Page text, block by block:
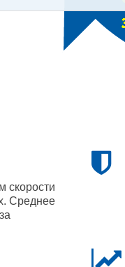
скорости
Среднее